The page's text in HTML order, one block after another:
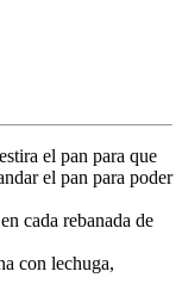
el pan para que
el pan para poder
cada rebanada de
con lechuga,